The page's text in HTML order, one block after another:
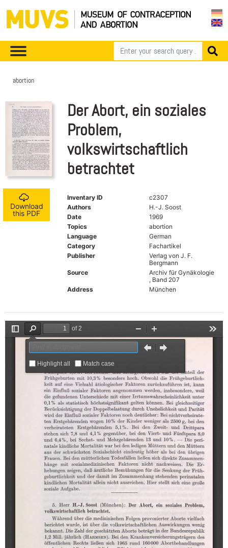
abortion
Download
this PDF
Der Abort, ein soziales
Problem,
volkswirtschaftlich
betrachtet
Inventary ID
c2307
Authors
H.-J. Soost
Date
1969
Topics
abortion
Language
German
Category
Fachartikel
Publisher
Verlag von J. F.
Bergmann
Source
Archiv für Gynäkologie
, Band 207
Address
München